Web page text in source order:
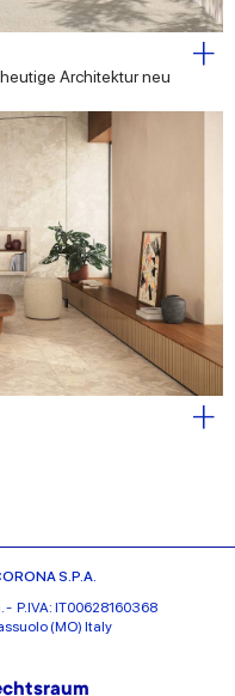
Architektur neu
S.P.A.
- P.IVA: IT00628160368
(MO) Italy